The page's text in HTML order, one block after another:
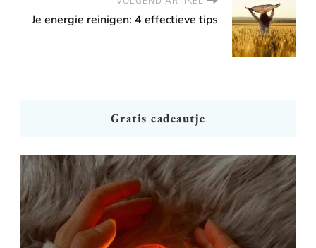
Je energie reinigen: 4 effectieve tips
Gratis cadeautje